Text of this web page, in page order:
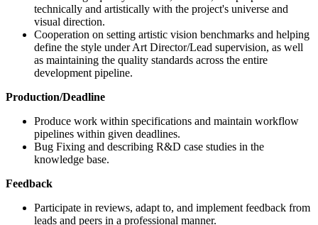
technically and artistically with the project's universe and
visual direction.
Cooperation on setting artistic vision benchmarks and helping
define the style under Art Director/Lead supervision, as well
as maintaining the quality standards across the entire
development pipeline.
Production/Deadline
Produce work within specifications and maintain workflow
pipelines within given deadlines.
Bug Fixing and describing R&D case studies in the
knowledge base.
Feedback
Participate in reviews, adapt to, and implement feedback from
leads and peers in a professional manner.